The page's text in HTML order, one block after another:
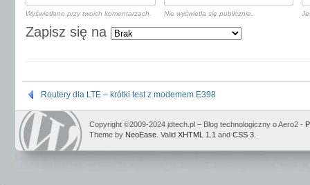
Wyświetlane przy twoich komentarzach. Nie wyświetla się publicznie.
Zapisz się na
Routery dla LTE – krótki test z modemem E398
Copyright ©2009-2024 jdtech.pl – Blog technologiczny o Aero2 -
Theme by NeoEase . Valid XHTML 1.1 and CSS 3